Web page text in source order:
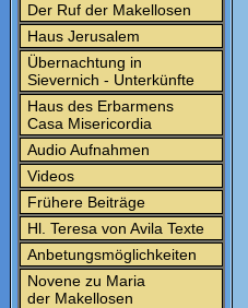
Der Ruf der Makellosen
Haus Jerusalem
Übernachtung in
Sievernich - Unterkünfte
Haus des Erbarmens
Casa Misericordia
Audio Aufnahmen
Videos
Frühere Beiträge
Hl. Teresa von Avila Texte
Anbetungsmöglichkeiten
Novene zu Maria
der Makellosen